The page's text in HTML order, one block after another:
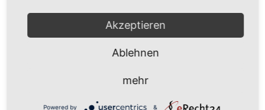
Lichtschalter und Heizungsthermostate
Tastaturen, Mäuse, Schreibtische, Telefone, Schränke
Kaltverneblung im Mikrotröpfchen-Bereich (Nebel) durch, die
die Gefahr einer Ansteckung deutlich reduziert. Dafür
Akzeptieren
Ablehnen
mehr
Powered by &